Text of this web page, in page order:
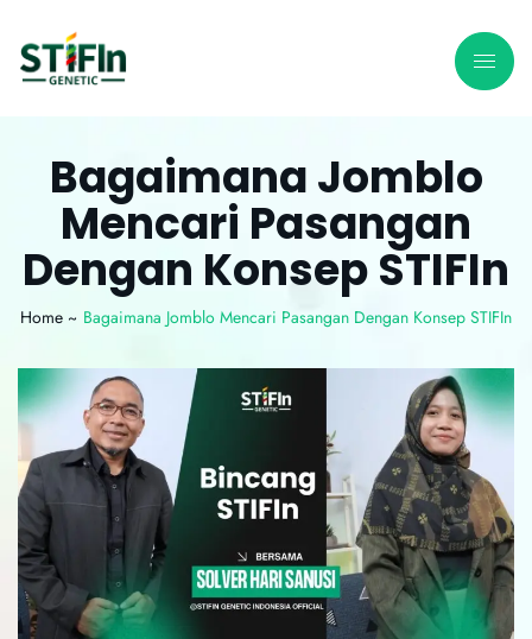
Bagaimana Jomblo
Mencari Pasangan
Dengan Konsep STIFIn
Home ~ Bagaimana Jomblo Mencari Pasangan Dengan Konsep STIFIn